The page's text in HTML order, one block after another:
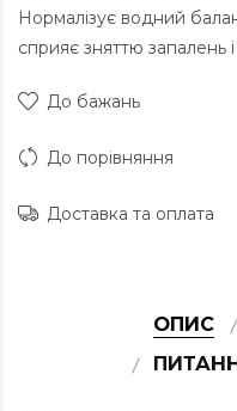
Нормалізує водний
сприяє зняттю запалень
До бажань
До порівняння
Доставка та оплата
ОПИС